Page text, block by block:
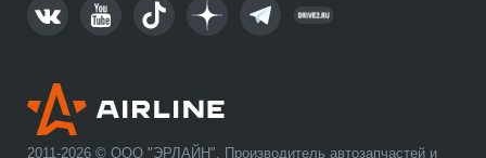
2011-2026 © ООО "ЭРЛАЙН". Производитель автозапчастей и